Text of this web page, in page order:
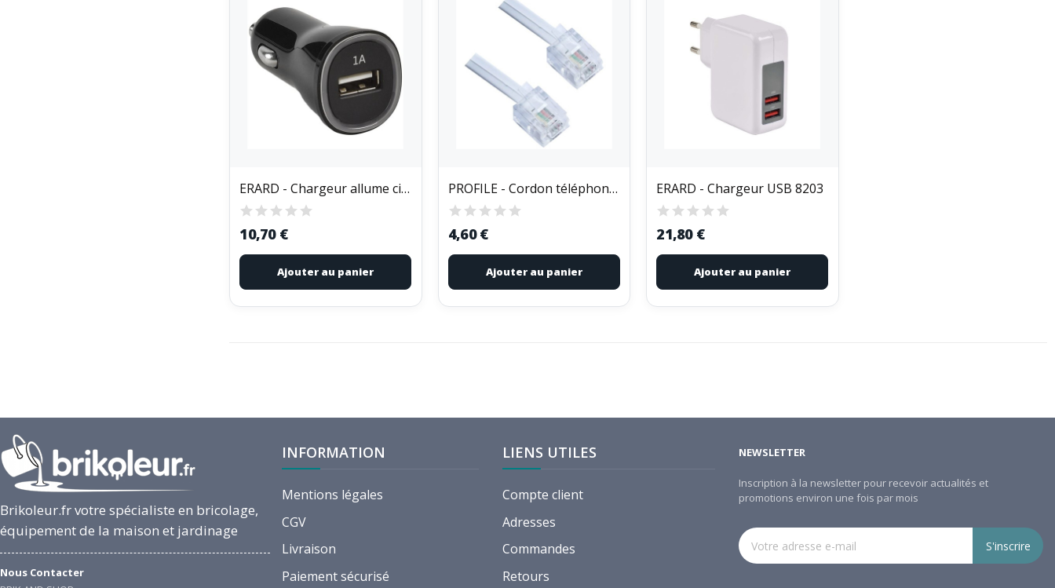
ERARD - Chargeur allume cigare - 728330
10,70 €
Ajouter au panier
PROFILE - Cordon téléphone RJ11 6p4c 10m bl
4,60 €
Ajouter au panier
ERARD - Chargeur USB 8203
21,80 €
Ajouter au panier
Brikoleur.fr votre spécialiste en bricolage,
équipement de la maison et jardinage
Nous Contacter
INFORMATION
Mentions légales
CGV
Livraison
Paiement sécurisé
LIENS UTILES
Compte client
Adresses
Commandes
Retours
NEWSLETTER
Inscription à la newsletter pour recevoir actualités et
promotions environ une fois par mois
S'inscrire